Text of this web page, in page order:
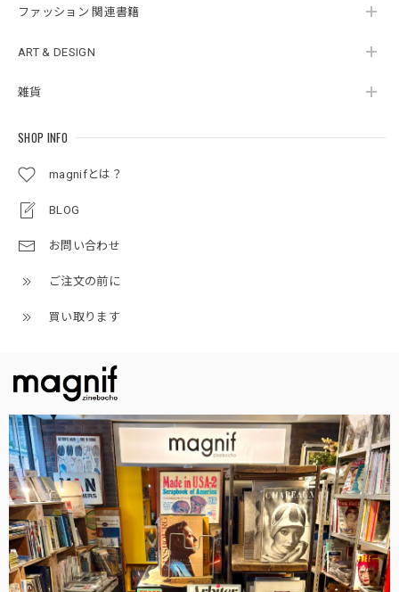
ファッション 関連書籍
ART & DESIGN
雑貨
SHOP INFO
magnifとは？
BLOG
お問い合わせ
ご注文の前に
買い取ります